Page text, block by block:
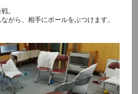
。
がら、相手にボールをぶつけます。